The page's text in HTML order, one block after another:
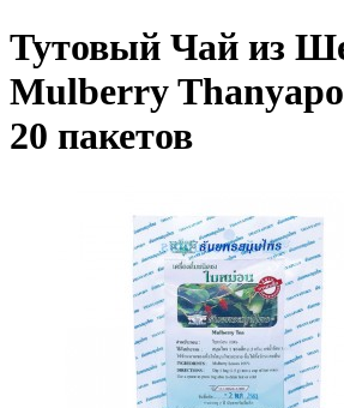
Тутовый Чай из
Mulberry
20 пакетов